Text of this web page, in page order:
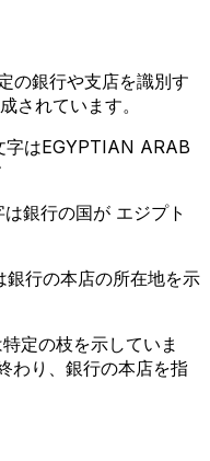
の銀行や支店を識別す
されています。
字はEGYPTIAN ARAB
銀行の国が エジプト
銀行の本店の所在地を示
定の枝を示していま
わり、銀行の本店を指